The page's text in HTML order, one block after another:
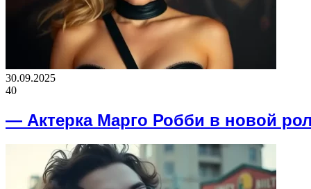
30.09.2025
40
— Актерка Марго Робби в новой